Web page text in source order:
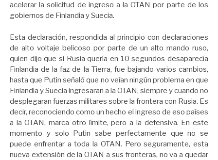
acelerar la solicitud de ingreso a la OTAN por parte de los
gobiernos de Finlandia y Suecia.
Esta declaración, respondida al principio con declaraciones
de alto voltaje belicoso por parte de un alto mando ruso,
quien dijo que si Rusia quería en 10 segundos desaparecía
Finlandia de la faz de la Tierra, fue bajando varios cambios,
hasta que Putin señaló que no veían ningún problema en que
Finlandia y Suecia ingresaran a la OTAN, siempre y cuando no
desplegaran fuerzas militares sobre la frontera con Rusia. Es
decir, reconociendo como un hecho el ingreso de eso países
a la OTAN, marca otro límite, pero a la defensiva. En este
momento y solo Putin sabe perfectamente que no se
puede enfrentar a toda la OTAN. Pero seguramente, esta
nueva extensión de la OTAN a sus fronteras, no va a quedar